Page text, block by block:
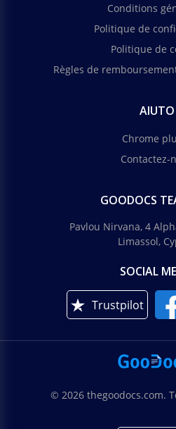
Conditions
Politique de
Politique de
Règles de
AIUTO
Chrome
Contactez-
GOODOCS
Pavlou Nirvana, 4
Limassol,
SOCIAL
Trustpilot
© 2026 thegoodocs.com.